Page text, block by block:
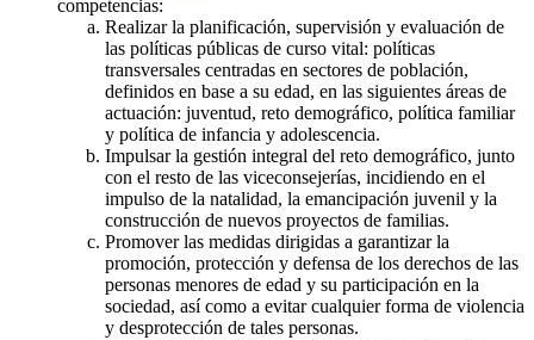
competencias:
Realizar la planificación, supervisión y evaluación de
las políticas públicas de curso vital: políticas
transversales centradas en sectores de población,
definidos en base a su edad, en las siguientes áreas de
actuación: juventud, reto demográfico, política familiar
y política de infancia y adolescencia.
Impulsar la gestión integral del reto demográfico, junto
con el resto de las viceconsejerías, incidiendo en el
impulso de la natalidad, la emancipación juvenil y la
construcción de nuevos proyectos de familias.
Promover las medidas dirigidas a garantizar la
promoción, protección y defensa de los derechos de las
personas menores de edad y su participación en la
sociedad, así como a evitar cualquier forma de violencia
y desprotección de tales personas.